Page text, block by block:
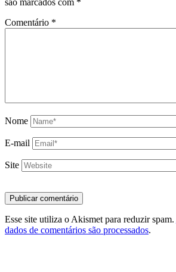
são marcados com *
Comentário *
Nome
E-mail
Site
Esse site utiliza o Akismet para reduzir spam.
dados de comentários são processados.